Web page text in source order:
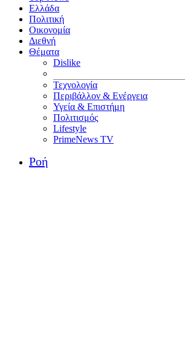
Ελλάδα
Πολιτική
Οικονομία
Διεθνή
Θέματα
Dislike
Τεχνολογία
Περιβάλλον & Ενέργεια
Υγεία & Επιστήμη
Πολιτισμός
Lifestyle
PrimeNews TV
Ροή